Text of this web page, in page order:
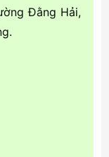
Đằng Hải,